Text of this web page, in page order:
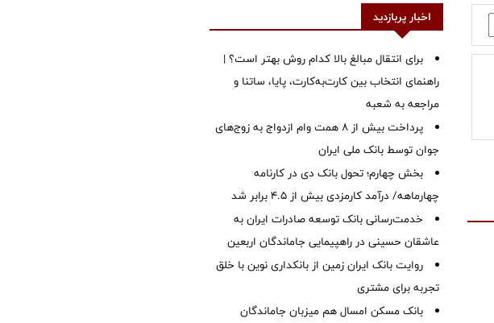
اخبار پربازدید
برای انتقال مبالغ بالا کدام روش بهتر است؟ |
راهنمای انتخاب بین کارت‌به‌کارت، پایا، ساتنا و
مراجعه به شعبه
پرداخت بیش از ۸ همت وام ازدواج به زوج‌های
جوان توسط بانک ملی ایران
بخش چهارم؛ تحول بانک دی در کارنامه
چهارماهه/ درآمد کارمزدی بیش از ۴.۵ برابر شد
خدمت‌رسانی بانک توسعه صادرات ایران به
عاشقان حسینی در راهپیمایی جاماندگان اربعین
روایت بانک ایران زمین از بانکداری نوین با خلق
تجربه برای مشتری
بانک مسکن امسال هم میزبان جاماندگان